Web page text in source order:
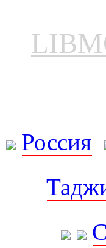
Россия